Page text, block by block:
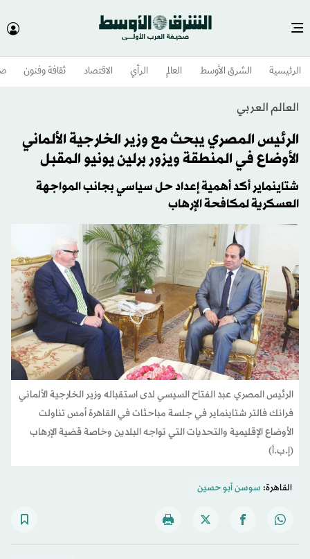
الرئيسية الشرق الأوسط​ العالم الرأي الاقتصاد ثقافة وفنون
العالم العربي
الرئيس المصري يبحث مع وزير الخارجية الألماني
الأوضاع في المنطقة ويزور برلين يونيو المقبل
شتاينماير أكد أهمية إعداد حل سياسي بجانب المواجهة
العسكرية لمكافحة الإرهاب
الرئيس المصري عبد الفتاح السيسي لدى استقباله وزير الخارجية الألماني
فرانك فالتر شتاينماير في جلسة مباحثات في القاهرة أمس تناولت
الأوضاع الإقليمية والتحديات التي تواجه البلدين وخاصة قضية الإرهاب
(إ.ب.أ)
القاهرة: سوسن أبو حسين